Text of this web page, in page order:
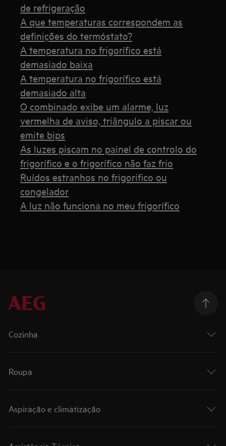
de refrigeração
A que temperaturas correspondem as
definições do termóstato?
A temperatura no frigorífico está
demasiado baixa
A temperatura no frigorífico está
demasiado alta
O combinado exibe um alarme, luz
vermelha de aviso, triângulo a piscar ou
emite bips
As luzes piscam no painel de controlo do
frigorífico e o frigorífico não faz frio
Ruídos estranhos no frigorifico ou
congelador
A luz não funciona no meu frigorífico
Cozinha
Roupa
Aspiração e climatização